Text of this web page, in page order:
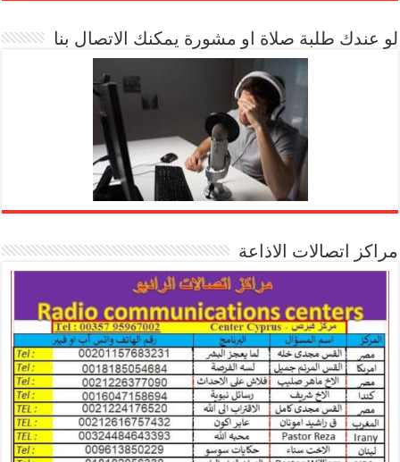
لو عندك طلبة صلاة او مشورة يمكنك الاتصال بنا
مراكز اتصالات الاذاعة